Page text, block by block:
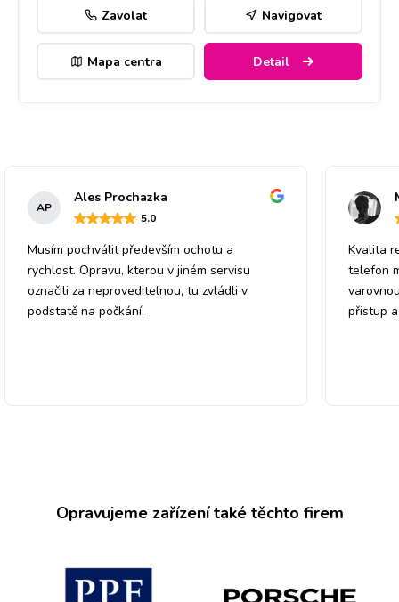
Zavolat Navigovat
Mapa centra Detail
AP
Ales Prochazka
5.0
Musím pochválit především ochotu a
rychlost. Opravu, kterou v jiném servisu
označili za neproveditelnou, tu zvládli v
podstatě na počkání.
Kvalita
telefon
přistup
Opravujeme zařízení také těchto firem